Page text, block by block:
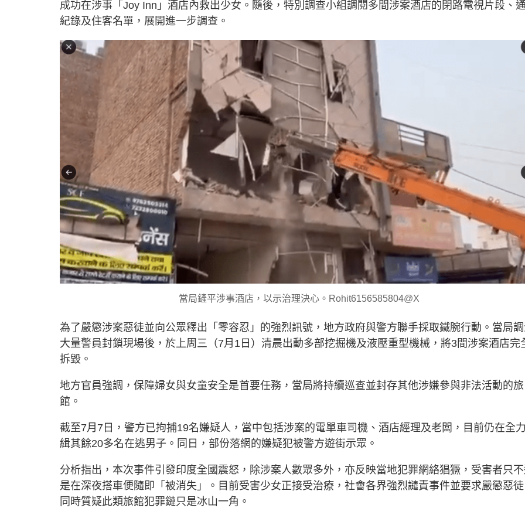
成功在涉事「Joy Inn」酒店內救出少女。隨後，特別調查小組調閱多間涉案酒店的閉路電視片段、
紀錄及住客名單，展開進一步調查。
當局鏟平涉事酒店，以示治理決心。Rohit6156585804@X
為了嚴懲涉案惡徒並向公眾釋出「零容忍」的強烈訊號，地方政府與警方聯手採取鐵腕行動。當局
大量警員封鎖現場後，於上周三（7月1日）清晨出動多部挖掘機及液壓重型機械，將3間涉案酒店完
拆毀。
地方官員強調，保障婦女與女童安全是首要任務，當局將持續巡查並封存其他涉嫌參與非法活動的旅
館。
截至7月7日，警方已拘捕19名嫌疑人，當中包括涉案的電單車司機、酒店經理及老闆，目前仍在全
緝其餘20多名在逃男子。同日，部份落網的嫌疑犯被警方遊街示眾。
分析指出，本次事件引發印度全國震怒，除涉案人數眾多外，亦反映當地犯罪網絡猖獗，受害者只
是在深夜搭車便隨即「被消失」。目前受害少女正接受治療，社會各界強烈譴責事件並要求嚴懲惡
同時質疑此類旅館犯罪鏈只是冰山一角。